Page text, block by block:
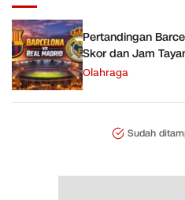
Pertandingan
Skor dan Jam
Olahraga
Sudah